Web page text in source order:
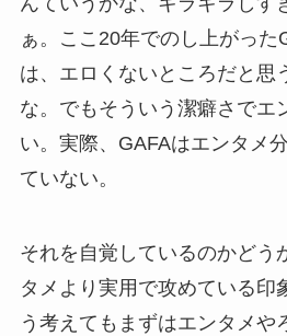
ぁ。ここ20年でのし上がった
は、エロくないところだと思
な。でもそういう潔癖さでエ
い。実際、GAFAはエンタメ
ていない。
それを自覚しているのかどう
タメより実用で攻めている印
う考えてもまずはエンタメや